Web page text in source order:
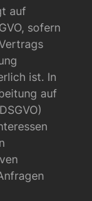
auf
sofern
ist. In
auf